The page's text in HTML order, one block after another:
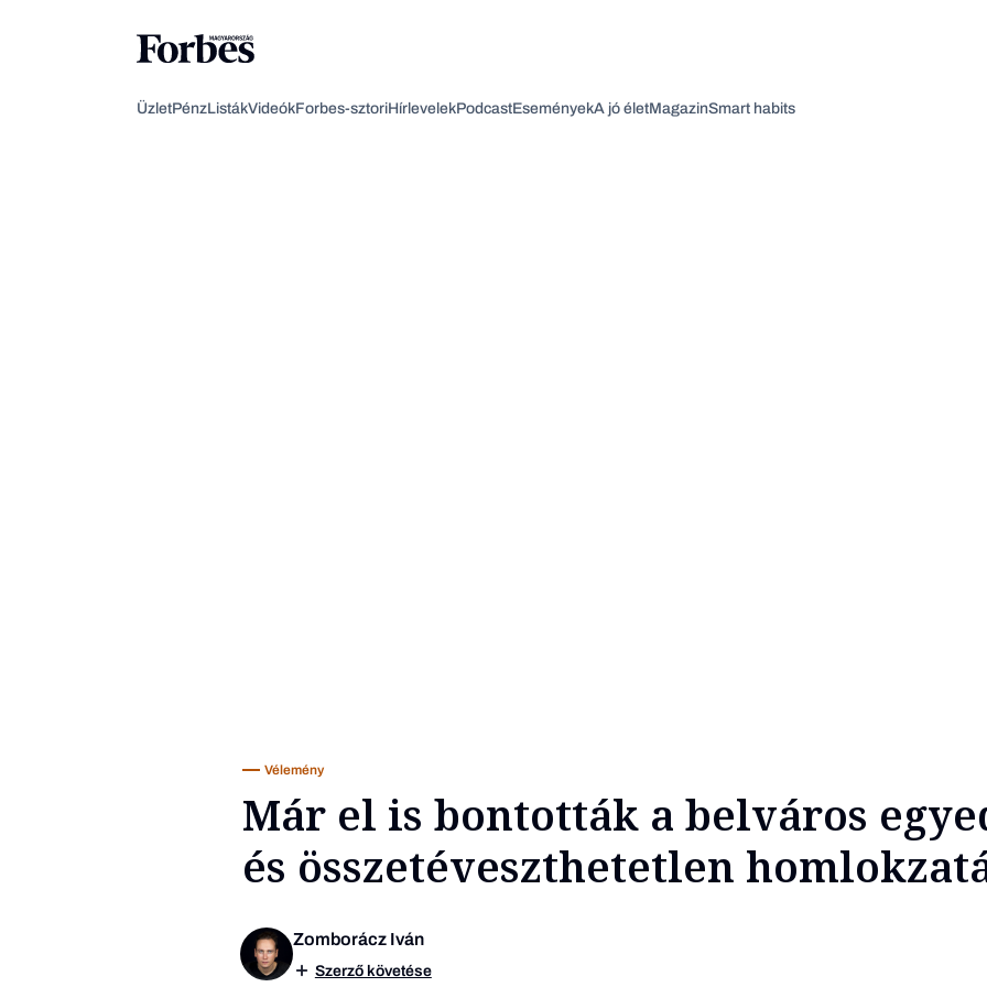
ÜzletPénzListákVideókForbes-sztoriHírlevelekPodcastEseményekA jó életMagazinSmart habits
Vélemény
Már el is bontották a belváros
és összetéveszthetetlen
Zomborácz Iván
Szerző követése